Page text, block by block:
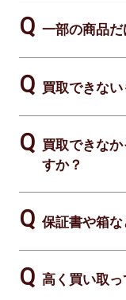
一部の商品だ
買取できな
買取できな
すか？
保証書や箱な
高く買い取